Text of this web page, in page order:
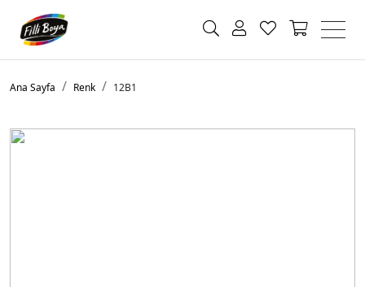
Ana Sayfa Renk 12B1